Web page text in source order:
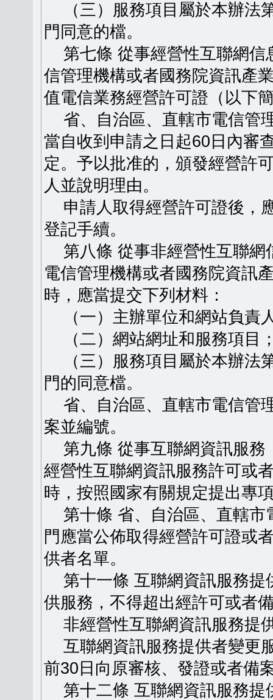
（三）服務項目屬於本辦法
門同意的檔。
第七條 從事經營性互聯網信
信管理機構或者國務院資訊產
值電信業務經營許可證（以下
省、自治區、直轄市電信管
當自收到申請之日起60日內審
定。予以批准的，頒發經營許
人並說明理由。
申請人取得經營許可證後，
登記手續。
第八條 從事非經營性互聯網
電信管理機構或者國務院資訊
時，應當提交下列材料：
（一）主辦單位和網站負責
（二）網站網址和服務項目
（三）服務項目屬於本辦法
門的同意檔。
省、自治區、直轄市電信管
案並編號。
第九條 從事互聯網資訊服務
經營性互聯網資訊服務許可或
時，按照國家有關規定提出專
第十條 省、自治區、直轄市
門應當公佈取得經營許可證或
供者名單。
第十一條 互聯網資訊服務提
供服務，不得超出經許可或者
非經營性互聯網資訊服務提
互聯網資訊服務提供者變更
前30日向原審核、發證或者備
第十二條 互聯網資訊服務提